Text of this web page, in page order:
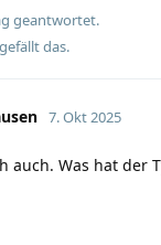
geantwortet.
gefällt das.
7. Okt 2025
auch. Was hat der